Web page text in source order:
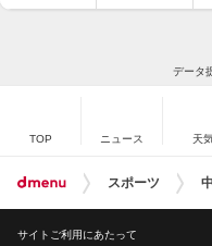
データ
TOP ニュース 天
スポーツ
サイトご利用にあたって